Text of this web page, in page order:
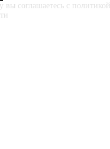
соглашаетесь с политикой